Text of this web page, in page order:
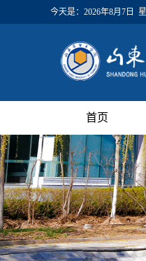
今天是： 2026年8月7日
首页